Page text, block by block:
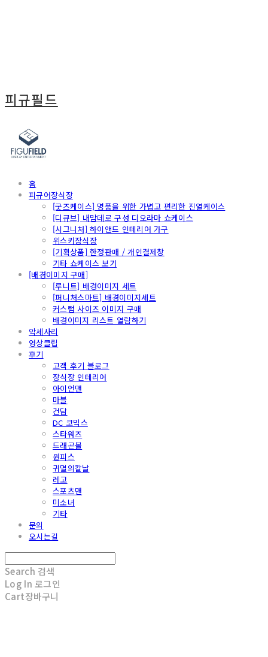
피규필드
홈
피규어장식장
[굿즈케이스] 명품을 위한 가볍고 편리한 진열케이스
[디큐브] 내맘데로 구성 디오라마 쇼케이스
[시그니처] 하이앤드 인테리어 가구
위스키장식장
[기획상품] 한정판매 / 개인결제창
기타 쇼케이스 보기
[배경이미지 구매]
[루니트] 배경이미지 세트
[퍼니처스마트] 배경이미지세트
커스텀 사이즈 이미지 구매
배경이미지 리스트 열람하기
악세사리
영상클립
후기
고객 후기 블로그
장식장 인테리어
아이언맨
마블
건담
DC 코믹스
스타워즈
드래곤볼
원피스
귀멸의칼날
레고
스포츠맨
미소녀
기타
문의
오시는길
Search 검색
Log In 로그인
Cart장바구니